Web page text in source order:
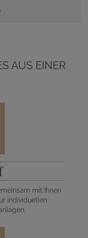
AUS EINER
mit Ihnen
individuellen